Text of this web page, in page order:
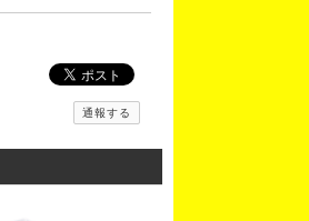
通報する